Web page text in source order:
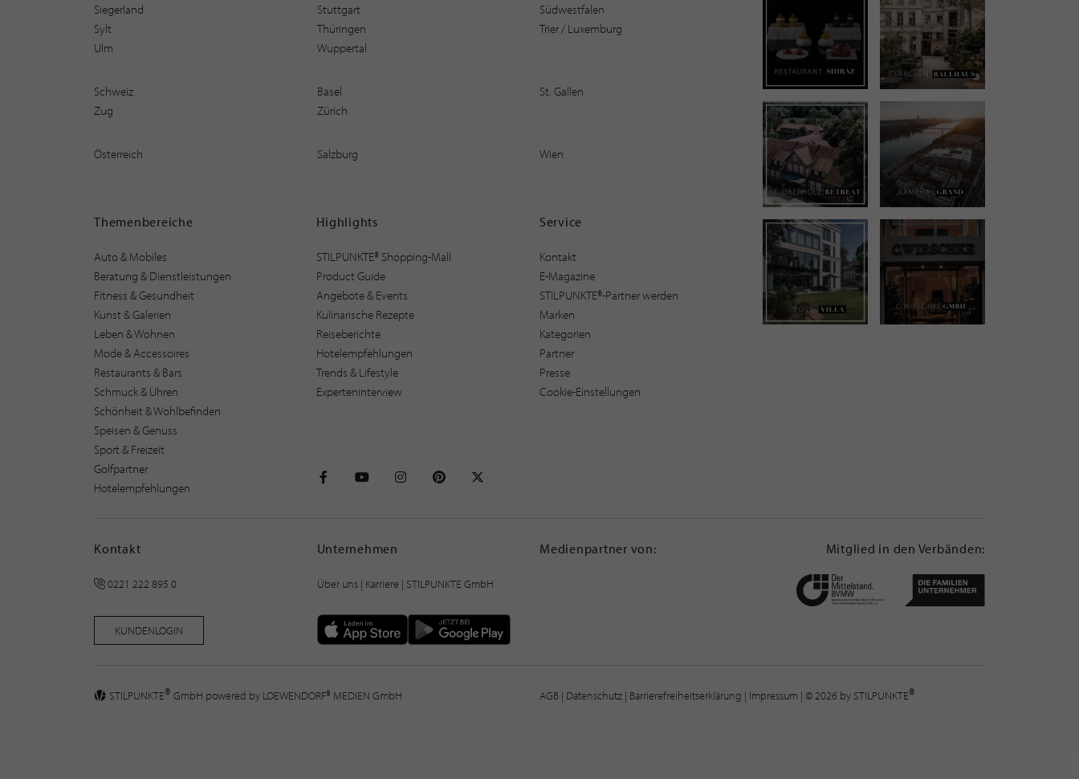
Siegerland
Stuttgart
Südwestfalen
Sylt
Thüringen
Trier / Luxemburg
Ulm
Wuppertal
Schweiz Basel
St. Gallen
Zug
Zürich
Österreich Salzburg Wien
Themenbereiche
Auto & Mobiles
Beratung & Dienstleistungen
Fitness & Gesundheit
Kunst & Galerien
Leben & Wohnen
Mode & Accessoires
Restaurants & Bars
Schmuck & Uhren
Schönheit & Wohlbefinden
Speisen & Genuss
Sport & Freizeit
Golfpartner
Hotelempfehlungen
Highlights
STILPUNKTE® Shopping-Mall
Product Guide
Angebote & Events
Kulinarische Rezepte
Reiseberichte
Hotelempfehlungen
Trends & Lifestyle
Experteninterview
Service
Kontakt
E-Magazine
STILPUNKTE®-Partner werden
Marken
Kategorien
Partner
Presse
Cookie-Einstellungen
Kontakt
0221 222 895 0
KUNDENLOGIN
Unternehmen
Über uns| Karriere | STILPUNKTE GmbH
Medienpartner von: Mitglied in den Verbänden:
STILPUNKTE® GmbH powered by LOEWENDORF® MEDIEN GmbH AGB | Datenschutz | Barrierefreiheitserklärung | Impressum | © 2026 by STILPUNKTE®